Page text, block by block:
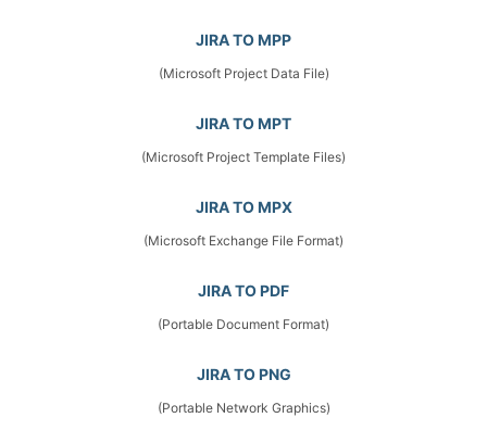
JIRA TO MPP
(Microsoft Project Data File)
JIRA TO MPT
(Microsoft Project Template Files)
JIRA TO MPX
(Microsoft Exchange File Format)
JIRA TO PDF
(Portable Document Format)
JIRA TO PNG
(Portable Network Graphics)